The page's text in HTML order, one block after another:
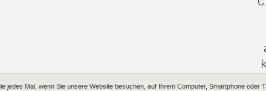
jedes Mal, wenn Sie unsere Website besuchen, auf Ihrem Computer, Smartphone oder